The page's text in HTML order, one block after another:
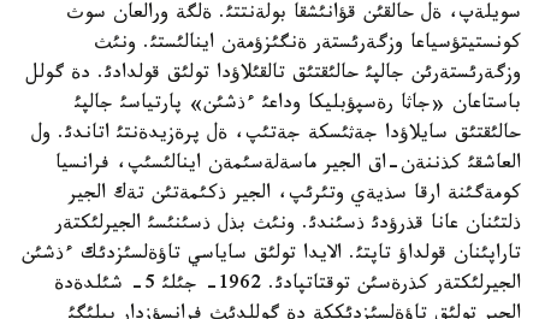
سويلةپ، ةل حالقئن قؤانئشقا بولةنتتئ. ةلگة ورالعان سوث
كونستيتؤسياعا وزگةرئستةر ةنگئزؤمةن اينالئستئ. ونئث
وزگةرئستةرئن جالپئ حالئقتئق تالقئلاؤدا تولئق قولدادئ. دة گولل
باستاعان «جاثا رةسپؤبليكا وداعئ ءذشئن» پارتياسئ جالپئ
حالئقتئق سايلاؤدا جةثئسكة جةتئپ، ةل پرةزيدةنتئ اتاندئ. ول
العاشقئ كذننةن-اق الجير ماسةلةسئمةن اينالئسئپ، فرانسيا
كومةگئنة ارقا سذيةي وتئرئپ، الجير ذكئمةتئن تةك الجير
ذلتئنان عانا قذرؤدئ ذسئندئ. ونئث بذل ذسئنئسئ الجيرلئكتةر
تاراپئنان قولداؤ تاپتئ. الايدا تولئق ساياسي تاؤةلسئزدئك ءذشئن
الجيرلئكتةر كذرةسئن توقتاتپادئ. 1962- جئلئ 5- شئلدةدة